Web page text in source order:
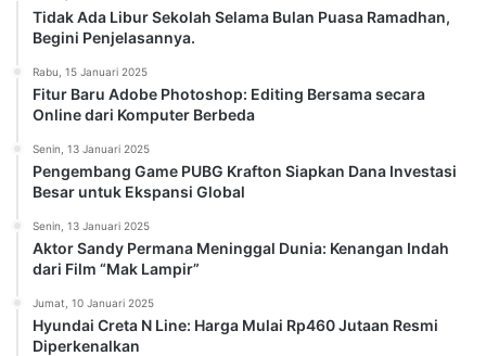
Tidak Ada Libur Sekolah Selama Bulan Puasa Ramadhan,
Begini Penjelasannya.
Rabu, 15 Januari 2025
Fitur Baru Adobe Photoshop: Editing Bersama secara
Online dari Komputer Berbeda
Senin, 13 Januari 2025
Pengembang Game PUBG Krafton Siapkan Dana Investasi
Besar untuk Ekspansi Global
Senin, 13 Januari 2025
Aktor Sandy Permana Meninggal Dunia: Kenangan Indah
dari Film “Mak Lampir”
Jumat, 10 Januari 2025
Hyundai Creta N Line: Harga Mulai Rp460 Jutaan Resmi
Diperkenalkan